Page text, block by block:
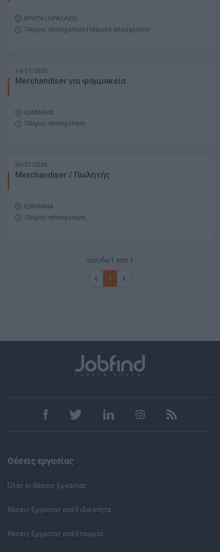
ΚΡΗΤΗ | ΗΡΑΚΛΕΙΟ
Πλήρης απασχόληση | Μερική απασχόληση
14/07/2026
Merchandiser για φαρμακεία
ΙΩΑΝΝΙΝΑ
Πλήρης απασχόληση
09/07/2026
Merchandiser / Πωλητής
ΙΩΑΝΝΙΝΑ
Πλήρης απασχόληση
σελίδα 1 από 1
1
Θέσεις εργασίας
Όλες οι Θέσεις Εργασίας
Θέσεις Εργασίας ανά Ειδικότητα
Θέσεις Εργασίας ανά Εταιρεία